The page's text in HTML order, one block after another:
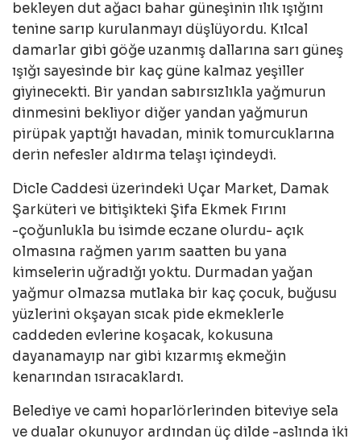
bekleyen dut ağacı bahar güneşinin ılık ışığını
tenine sarıp kurulanmayı düşlüyordu. Kılcal
damarlar gibi göğe uzanmış dallarına sarı güneş
ışığı sayesinde bir kaç güne kalmaz yeşiller
giyinecekti. Bir yandan sabırsızlıkla yağmurun
dinmesini bekliyor diğer yandan yağmurun
pirüpak yaptığı havadan, minik tomurcuklarına
derin nefesler aldırma telaşı içindeydi.
Dicle Caddesi üzerindeki Uçar Market, Damak
Şarküteri ve bitişikteki Şifa Ekmek Fırını
-çoğunlukla bu isimde eczane olurdu- açık
olmasına rağmen yarım saatten bu yana
kimselerin uğradığı yoktu. Durmadan yağan
yağmur olmazsa mutlaka bir kaç çocuk, buğusu
yüzlerini okşayan sıcak pide ekmeklerle
caddeden evlerine koşacak, kokusuna
dayanamayıp nar gibi kızarmış ekmeğin
kenarından ısıracaklardı.
Belediye ve cami hoparlörlerinden biteviye sela
ve dualar okunuyor ardından üç dilde -aslında iki